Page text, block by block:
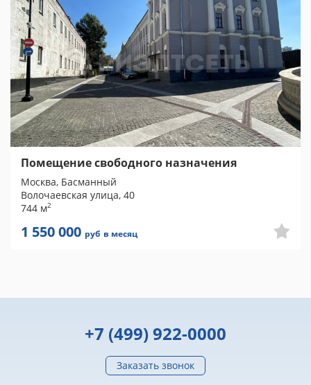
Помещение свободного назначения
Москва, Басманный
Волочаевская улица, 40
744 м2
1 550 000 руб в месяц
+7 (499) 922-0000
Заказать звонок